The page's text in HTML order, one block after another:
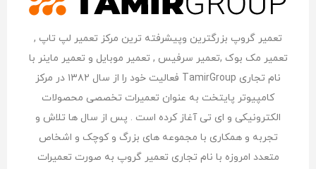
تعمیر گروپ بزرگترین وپیشرفته ترین مرکز تعمیر لپ تاپ ,
تعمیر مک بوک ,تعمیر سرفیس , تعمیر موبایل و تعمیر ماینر با
نام تجاری TamirGroup فعالیت خود را از سال ۱۳۸۲ در مرکز
کامپیوتر پایتخت به عنوان تعمیرات تخصصی محصولات
الکترونیکی و ای تی آغاز کرده است . پس از سال ها تلاش و
تجربه و همکاری با مجموعه های بزرگ و کوچک و اشخاص
متعدد امروزه با نام تجاری تعمیر گروپ به صورت تعمیرات